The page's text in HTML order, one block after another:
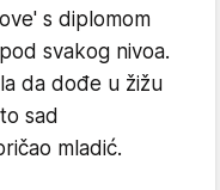
s diplomom
svakog nivoa.
da dođe u žižu
sad
mladić.